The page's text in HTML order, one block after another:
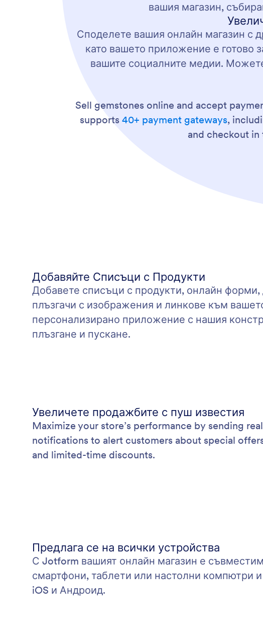
вашия магазин,
Споделете вашия онлайн магазин с
като вашето приложение е готово
вашите социалните медии.
Sell gemstones online and accept
supports 40+ payment gateways,
and checkout in
Добавяйте Списъци с Продукти
Добавете списъци с продукти, онлайн
плъзгачи с изображения и линкове към
персонализирано приложение с нашия
плъзгане и пускане.
Увеличете продажбите с пуш известия
Maximize your store’s performance by sending
notifications to alert customers about special
and limited-time discounts.
Предлага се на всички устройства
С Jotform вашият онлайн магазин е
смартфони, таблети или настолни компютри
iOS и Андроид.